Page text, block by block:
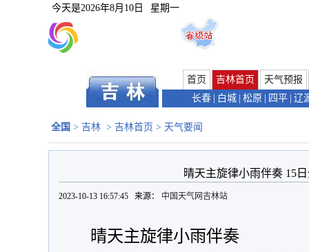
今天是2026年8月10日 星期一
首页 吉林首页
天气预报
长春
白城 松原 四平 辽
全国 > 吉林 > 吉林首页 > 天气要闻
晴天主旋律小雨伴奏 15
2023-10-13 16:57:45 来源： 中国天气网吉林站
晴天主旋律小雨伴奏